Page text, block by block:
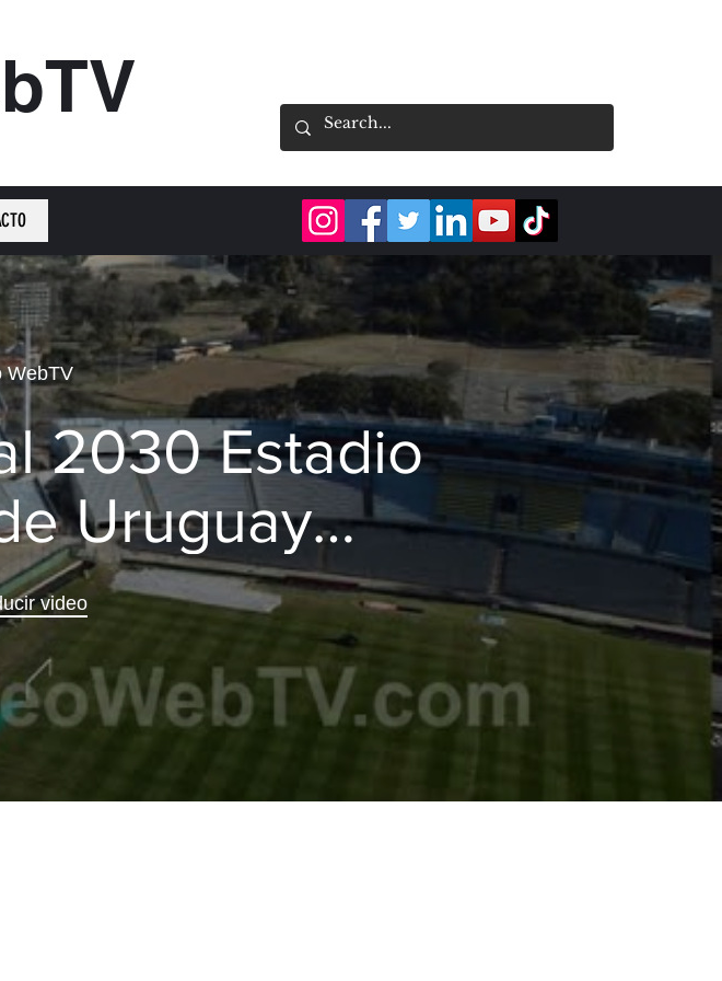
WebTV
2030 Estadio
Uruguay
video